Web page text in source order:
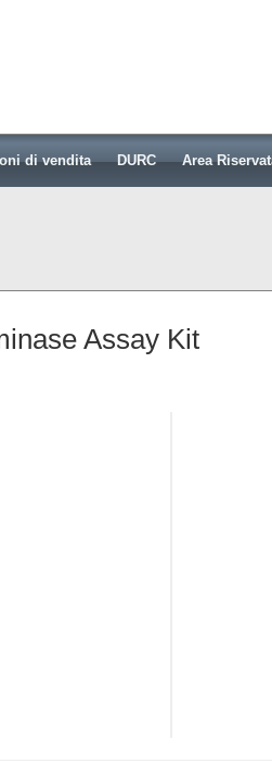
di vendita DURC Area
Assay Kit